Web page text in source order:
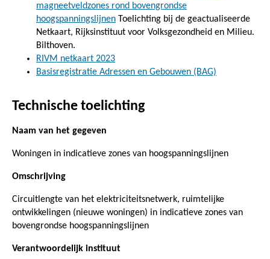
magneetveldzones rond bovengrondse
hoogspanningslijnen Toelichting bij de geactualiseerde
Netkaart, Rijksinstituut voor Volksgezondheid en Milieu.
Bilthoven.
RIVM netkaart 2023
Basisregistratie Adressen en Gebouwen (BAG)
Technische toelichting
Naam van het gegeven
Woningen in indicatieve zones van hoogspanningslijnen
Omschrijving
Circuitlengte van het elektriciteitsnetwerk, ruimtelijke
ontwikkelingen (nieuwe woningen) in indicatieve zones van
bovengrondse hoogspanningslijnen
Verantwoordelijk instituut